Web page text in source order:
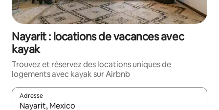
Nayarit : locations de vacances avec
kayak
Trouvez et réservez des locations uniques de
logements avec kayak sur Airbnb
Adresse
Lorsque les résultats s'affichent, utilisez les flèches vers le